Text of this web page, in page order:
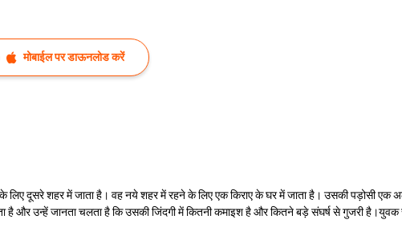
मोबाईल पर डाऊनलोड करें
दूसरे शहर में जाता है। वह नये शहर में रहने के लिए एक किराए के घर में जाता है। उसकी पड़ोसी एक
है और उन्हें जानता चलता है कि उसकी जिंदगी में कितनी कमाइश है और कितने बड़े संघर्ष से गुजरी